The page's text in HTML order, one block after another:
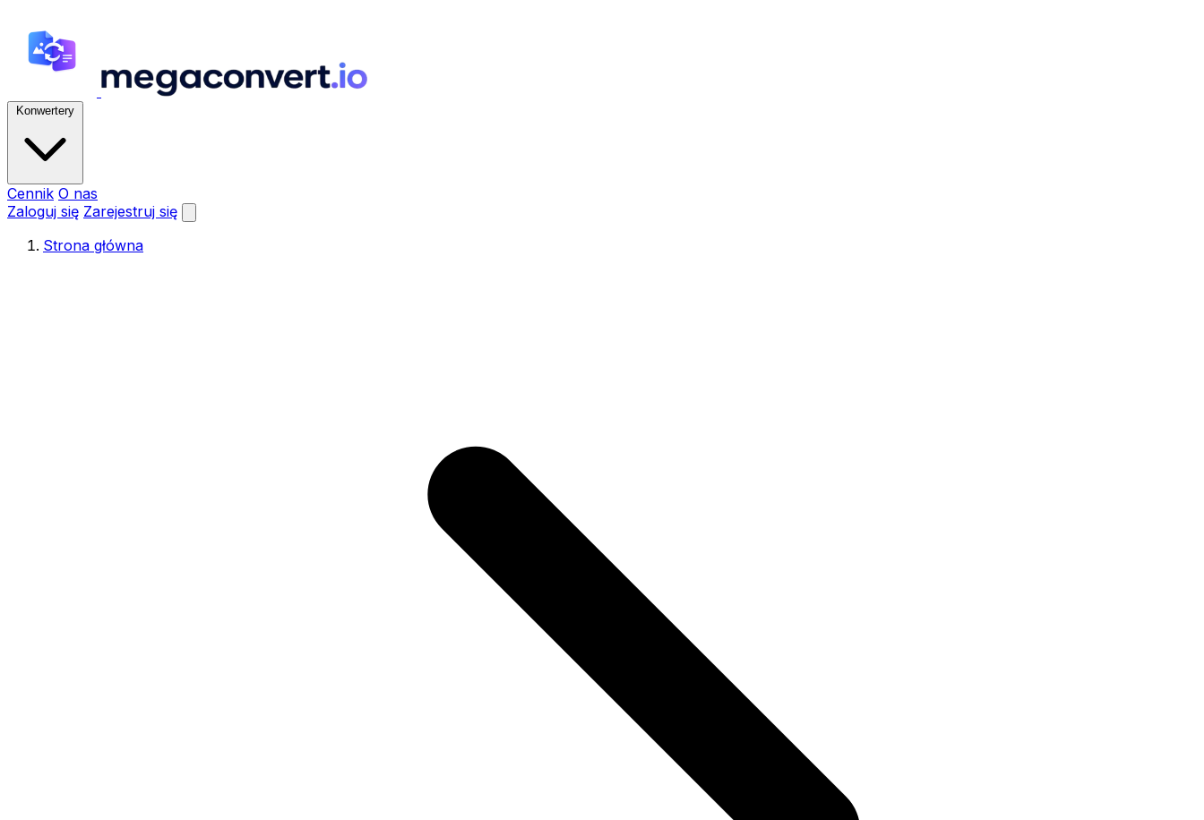
Konwertery
Cennik O nas
Zaloguj się Zarejestruj się
Strona główna